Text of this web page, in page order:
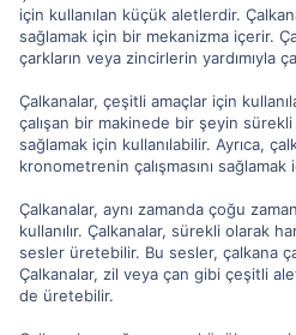
için kullanılan küçük aletlerdir.
sağlamak için bir mekanizma içerir.
çarkların veya zincirlerin yardımıyla
Çalkanalar, çeşitli amaçlar için
çalışan bir makinede bir şeyin
sağlamak için kullanılabilir. Ayrıca,
kronometrenin çalışmasını sağlamak
Çalkanalar, aynı zamanda çoğu
kullanılır. Çalkanalar, sürekli olarak
sesler üretebilir. Bu sesler, çalkana
Çalkanalar, zil veya çan gibi çeşitli
de üretebilir.